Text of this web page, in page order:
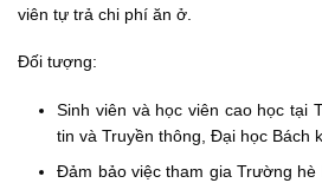
viên tự trả chi phí ăn ở.
Đối tượng:
Sinh viên và học viên cao học tại
tin và Truyền thông, Đại học Bách
Đảm bảo việc tham gia Trường